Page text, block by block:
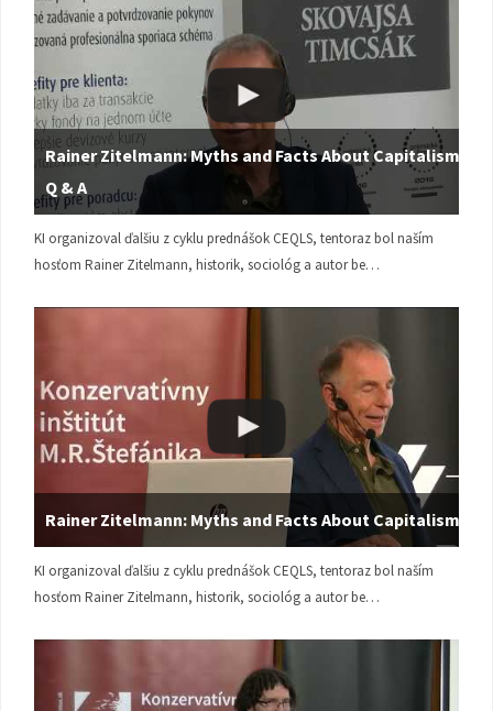
Rainer Zitelmann: Myths and Facts About Capitalism |
Q & A
KI organizoval ďalšiu z cyklu prednášok CEQLS, tentoraz bol naším
hosťom Rainer Zitelmann, historik, sociológ a autor be…
Rainer Zitelmann: Myths and Facts About Capitalism
KI organizoval ďalšiu z cyklu prednášok CEQLS, tentoraz bol naším
hosťom Rainer Zitelmann, historik, sociológ a autor be…